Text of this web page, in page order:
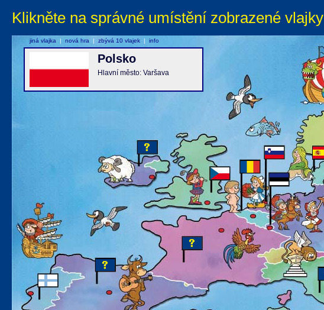
Klikněte na správné umístění zobrazené vlajky
Polsko
Hlavní město: Varšava
jiná vlajka | nová hra | zbývá 10 vlajek | info